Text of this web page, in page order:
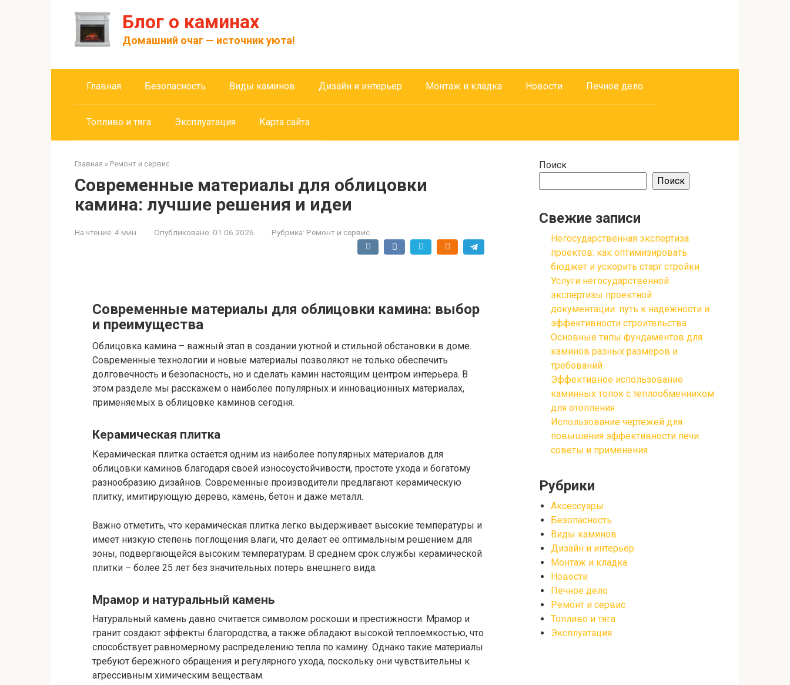
Блог о каминах
Домашний очаг — источник уюта!
Главная Безопасность Виды каминов Дизайн и интерьер Монтаж и кладка Новости Печное дело
Топливо и тяга Эксплуатация Карта сайта
Главная » Ремонт и сервис
Современные материалы для облицовки
камина: лучшие решения и идеи
На чтение: 4 мин Опубликовано: 01.06.2026 Рубрика: Ремонт и сервис
Современные материалы для облицовки камина: выбор
и преимущества
Облицовка камина – важный этап в создании уютной и стильной обстановки в доме.
Современные технологии и новые материалы позволяют не только обеспечить
долговечность и безопасность, но и сделать камин настоящим центром интерьера. В
этом разделе мы расскажем о наиболее популярных и инновационных материалах,
применяемых в облицовке каминов сегодня.
Керамическая плитка
Керамическая плитка остается одним из наиболее популярных материалов для
облицовки каминов благодаря своей износоустойчивости, простоте ухода и богатому
разнообразию дизайнов. Современные производители предлагают керамическую
плитку, имитирующую дерево, камень, бетон и даже металл.
Важно отметить, что керамическая плитка легко выдерживает высокие температуры и
имеет низкую степень поглощения влаги, что делает её оптимальным решением для
зоны, подвергающейся высоким температурам. В среднем срок службы керамической
плитки – более 25 лет без значительных потерь внешнего вида.
Мрамор и натуральный камень
Натуральный камень давно считается символом роскоши и престижности. Мрамор и
гранит создают эффекты благородства, а также обладают высокой теплоемкостью, что
способствует равномерному распределению тепла по камину. Однако такие материалы
требуют бережного обращения и регулярного ухода, поскольку они чувствительны к
агрессивным химическим веществам.
Поиск
Поиск
Свежие записи
Негосударственная экспертиза
проектов: как оптимизировать
бюджет и ускорить старт стройки
Услуги негосударственной
экспертизы проектной
документации: путь к надежности и
эффективности строительства
Основные типы фундаментов для
каминов разных размеров и
требований
Эффективное использование
каминных топок с теплообменником
для отопления
Использование чертежей для
повышения эффективности печи:
советы и применения
Рубрики
Аксессуары
Безопасность
Виды каминов
Дизайн и интерьер
Монтаж и кладка
Новости
Печное дело
Ремонт и сервис
Топливо и тяга
Эксплуатация